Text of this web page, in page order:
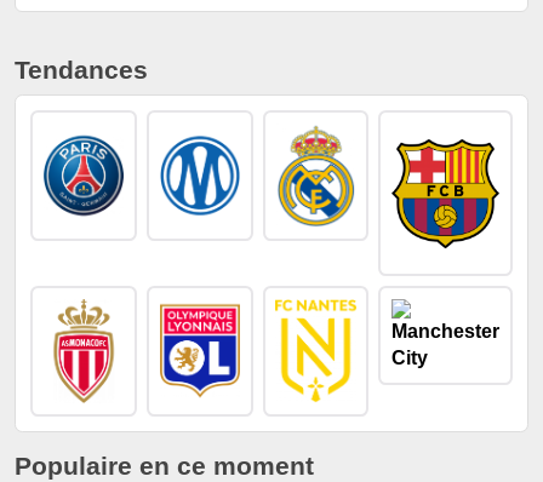
Tendances
Populaire en ce moment